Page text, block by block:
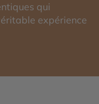
qui
expérience